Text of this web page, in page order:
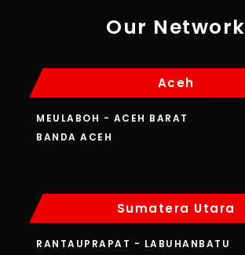
Our Network
Aceh
MEULABOH - ACEH BARAT
BANDA ACEH
Sumatera Utara
RANTAUPRAPAT - LABUHANBATU